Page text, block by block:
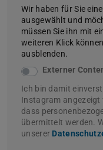
Wir haben für Sie
ausgewählt und
müssen Sie ihn mit
weiteren Klick
ausblenden.
Externer
Ich bin damit
Instagram angezeigt
dass
übermittelt werden.
unserer